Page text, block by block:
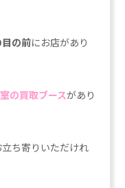
の前にお店があり
の買取ブースがあり
ち寄りいただけれ